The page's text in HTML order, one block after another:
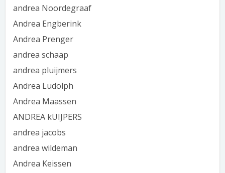
andrea Noordegraaf
Andrea Engberink
Andrea Prenger
andrea schaap
andrea pluijmers
Andrea Ludolph
Andrea Maassen
ANDREA kUIJPERS
andrea jacobs
andrea wildeman
Andrea Keissen